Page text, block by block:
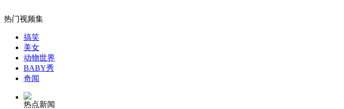
女孩北京地铁殴打老人 痛下狠手拳打脚踢
无痛分娩是否安全 医生回应
热门视频集
搞笑
美女
动物世界
BABY秀
奇闻
热点新闻